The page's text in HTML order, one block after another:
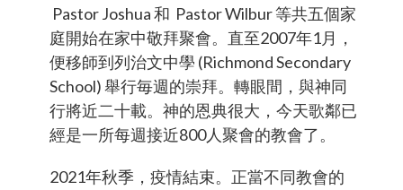
Pastor Joshua 和 Pastor Wilbur 等共五個家
庭開始在家中敬拜聚會。直至2007年1月，
便移師到列治文中學 (Richmond Secondary
School) 舉行毎週的崇拜。轉眼間，與神同
行將近二十載。神的恩典很大，今天歌鄰已
經是一所每週接近800人聚會的教會了。
2021年秋季，疫情結束。正當不同教會的